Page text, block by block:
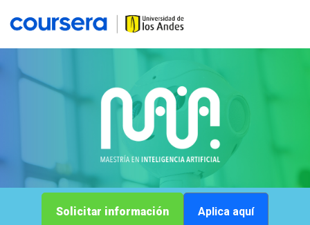
Solicitar información Aplica aquí